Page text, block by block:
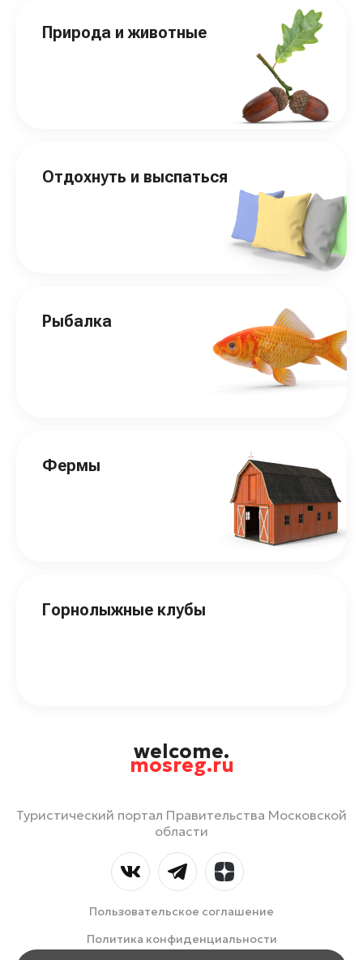
Природа и животные
Отдохнуть и выспаться
Рыбалка
Фермы
Горнолыжные клубы
welcome.
mosreg.ru
Туристический портал Правительства Московской
области
Пользовательское соглашение
Политика конфиденциальности